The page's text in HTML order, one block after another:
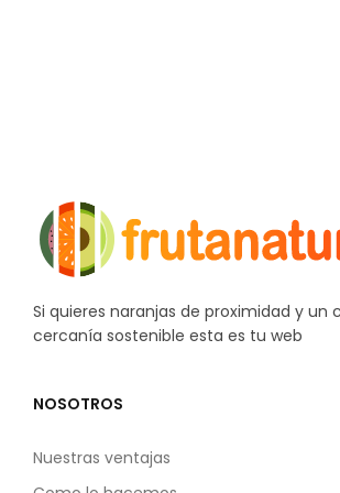
Si quieres naranjas de proximidad y un
cercanía sostenible esta es tu web
NOSOTROS
Nuestras ventajas